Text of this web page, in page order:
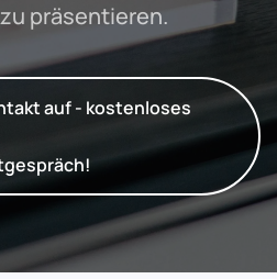
präsentieren.
auf - kostenloses